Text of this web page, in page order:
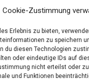
Salaten eine köstliche
hervorragend zu vielen
Besonders aufregend
in derBrandnooz Box
finden, denn es hat mir
dieses innovative
Cookie-Zustimmung
Erlebnis zu bieten,
zu speichern
du diesen Technologien
oder eindeutige IDs auf
nicht erteilst oder
und Funktionen